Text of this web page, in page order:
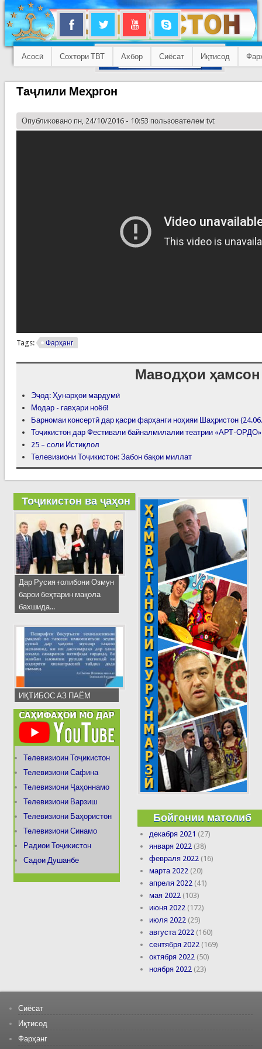
Асосӣ Сохтори ТВТ Ахбор Сиёсат Иқтисод
Таҷлили Меҳргон
Опубликовано пн, 24/10/2016 - 10:53 пользователем tvt
Tags: Фарҳанг
Маводҳои ҳамсон
Эҷод: Ҳунарҳои мардумӣ
Модар - гавҳари ноёб!
Барномаи консертӣ дар қасри фарҳанги ноҳияи Шаҳристон
Тоҷикистон дар Фестивали байналмилалии театрии «АРТ-ОРДО»
25 – соли Истиқлол
Телевизиони Тоҷикистон: Забон бақои миллат
Тоҷикистон ва ҷаҳон
Дар Русия ғолибони Озмун
барои беҳтарин мақола
бахшида...
ИҚТИБОС АЗ ПАЁМ
Телевизиоин Тоҷикистон
Телевизиони Сафина
Телевизиони Ҷаҳоннамо
Телевизиони Варзиш
Телевизиони Баҳористон
Телевизиони Синамо
Радиои Тоҷикистон
Садои Душанбе
Бойгонии матолиб
декабря 2021 (27)
января 2022 (38)
февраля 2022 (16)
марта 2022 (20)
апреля 2022 (41)
мая 2022 (103)
июня 2022 (172)
июля 2022 (29)
августа 2022 (160)
сентября 2022 (169)
октября 2022 (50)
ноября 2022 (23)
Сиёсат
Иқтисод
Фарҳанг